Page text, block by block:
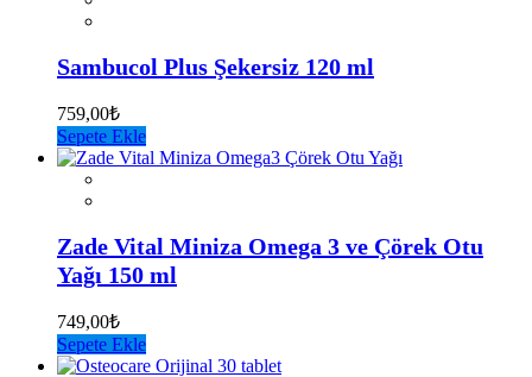
Sambucol Plus Şekersiz 120 ml
759,00₺
Sepete Ekle
Zade Vital Miniza Omega 3 ve Çörek Otu
Yağı 150 ml
749,00₺
Sepete Ekle